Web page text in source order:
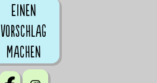
Einen
Vorschlag
machen